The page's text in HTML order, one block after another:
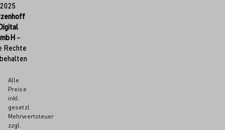
2025
–
Rechte
Alle
Preise
inkl.
gesetzl.
Mehrwertsteuer
zzgl.